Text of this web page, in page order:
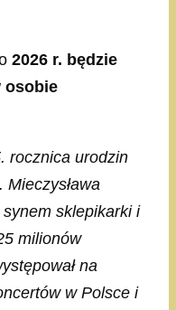
2026 r. będzie
osobie
rocznica urodzin
Mieczysława
synem sklepikarki i
milionów
na
w Polsce i